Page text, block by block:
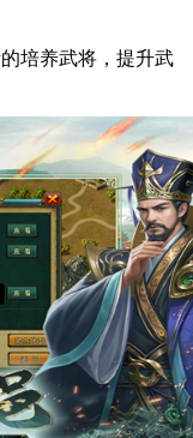
培养武将，提升武